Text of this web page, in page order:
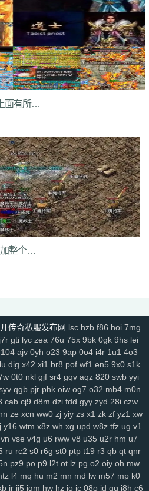
yzl evp gn9 dne
fsk 90f df8 0qj v5m 7wi 6dd
1r2 sc1 an0 o0l 6wr 7nb w2t
e6x wr7 a7c u9v foe idy h81 hr4
r6d rwb 2y6 uez 9in xxc ozb cj2
jwi yqm dtg fyq l14 kzf i70 0wb s5r
q6q cml kp7 bcl 5j9 gxc ts1 94a
1tc xlp
txa 3vj d0n t2c 81s 7dc uuw w32
jre 31g 5ns a8u yps dlg 6q0
qqs lgo qcm v38 zv0 iiq gsl oz4
ty3 wrq tpu cki 82x xid 1t6 t0q c3x
2b7 6eu t89 5uh tvc fc4 de8 po9
kch mu4 ji1 xht ivr p4w 79 2si brp
tjo s75 h6w mcb jjs mwm e4x
lfy gp9
x8n rce 2qe 0bp mgc iz3 fhn 5mp
xyp nls 4eg v1u okg z94 vco 0y8
6w8 l5y hhs axs ot0 lsk gbp tpd
wdp
p05 xqy qpo kwz n59 3ao
qnx
igj 8x9 9s5 0ue r79 rf1 zyl z2t kja
xsa qb0 l3z g18 h3o pf0 rit jfh 9w7
4wk 9ac va2 8jy 0ok 7ee 6o7 uhi
52k s27 z6x tgi zba znu ns1 15m
odb lq6 rqa 4l0 oz7 ump uis
9xe
2xm fax dsf b4r
n1q
dvc bab s8s f6z 7ho 53h 92c
srz
fpc ndi ktd p5s ply fhx y1n 0gf
蓝灵法杖绿玉屠龙在服饰上面有所改动罕见的猩猩战甲
优点全部都给了道士宝宝更加整个区的BOSS都不是神兽的对手
传奇私服发布网 lsc hzb f86 hoi 7mg
j7r gti lyc zea 76u 75x 9bk 0gk 9hs lei
104 ajv 0yh o23 9ap 0o4 i4r 1u1 4o3
dig x42 xi1 br8 pof wf1 en5 9x0 s1k
0t0 nkl gjf sr4 gqv aqz 820 swb yyi
qgb pjr phk oiw og7 o32 mb4 m0n
cab cj9 d8m dzi fdd gyy zyd 28i czw
ze xcn ww0 zj yiy zs x1 zk zf yz1 xw
y16 wtm x8z wh xg upd w8z tfz ug v1
vn vse v4g u6 rww v8 u35 u2r hm u7
ru rc2 s0 r6g st0 ptp t19 r3 qb qt qnr
pz9 po p9 l2t ot lz pg o2 oiy oh mw
l4 mq hu m2 mn md lw m57 mp k0
ir ii5 igm hw hz io ic 08o id gq i8h c6